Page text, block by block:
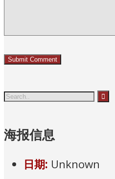
海报信息
日期: Unknown